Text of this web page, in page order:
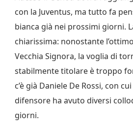
con la Juventus, ma tutto fa
bianca già nei prossimi giorni.
chiarissima: nonostante
Vecchia Signora, la voglia di
stabilmente titolare è troppo
c’è già Daniele De Rossi, con
difensore ha avuto diversi
giorni.